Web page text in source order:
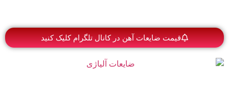
قیمت ضایعات آهن در کانال تلگرام کلیک کنید